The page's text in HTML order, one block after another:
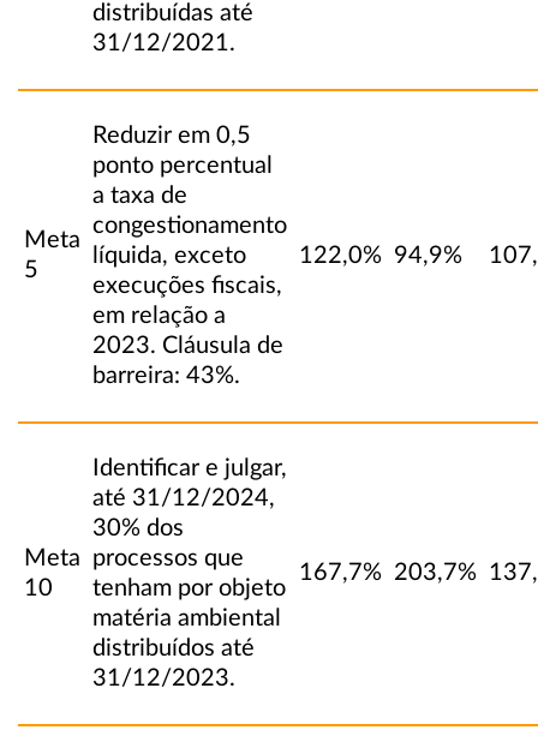
distribuídas até
31/12/2021.
Meta
5
Reduzir em 0,5
ponto percentual
a taxa de
congestionamento
líquida, exceto
execuções fiscais,
em relação a
2023. Cláusula de
barreira: 43%.
122,0% 94,9%
Meta
10
Identificar e julgar,
até 31/12/2024,
30% dos
processos que
tenham por objeto
matéria ambiental
distribuídos até
31/12/2023.
167,7% 203,7%